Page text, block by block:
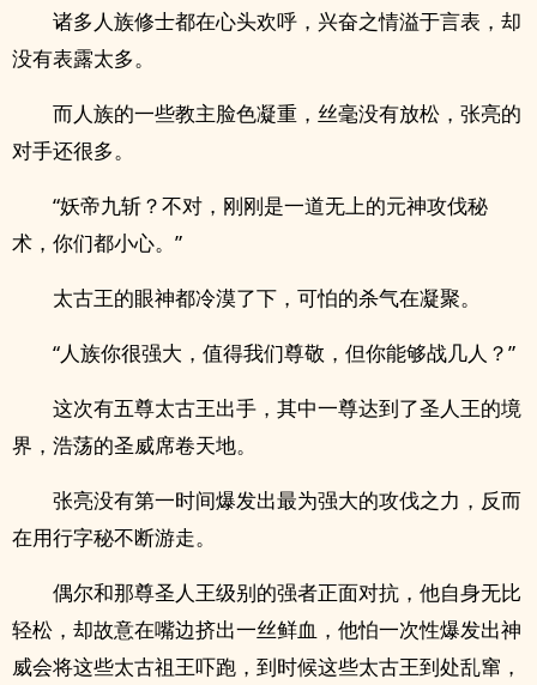
诸多人族修士都在心头欢呼，兴奋之情溢于言表，却
没有表露太多。
而人族的一些教主脸色凝重，丝毫没有放松，张亮的
对手还很多。
“妖帝九斩？不对，刚刚是一道无上的元神攻伐秘
术，你们都小心。”
太古王的眼神都冷漠了下，可怕的杀气在凝聚。
“人族你很强大，值得我们尊敬，但你能够战几人？”
这次有五尊太古王出手，其中一尊达到了圣人王的境
界，浩荡的圣威席卷天地。
张亮没有第一时间爆发出最为强大的攻伐之力，反而
在用行字秘不断游走。
偶尔和那尊圣人王级别的强者正面对抗，他自身无比
轻松，却故意在嘴边挤出一丝鲜血，他怕一次性爆发出神
威会将这些太古祖王吓跑，到时候这些太古王到处乱窜，